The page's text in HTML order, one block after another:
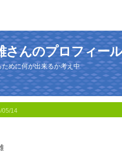
んのプロフィール
めに何が出来るか考え中
05/14